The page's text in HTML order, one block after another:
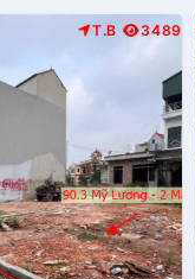
T.B 3489